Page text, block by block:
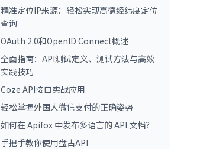
精准定位IP来源：轻松实现高德经纬度定位
查询
OAuth 2.0和OpenID Connect概述
全面指南：API测试定义、测试方法与高效
实践技巧
Coze API接口实战应用
轻松掌握外国人微信支付的正确姿势
如何在 Apifox 中发布多语言的 API 文档？
手把手教你使用盘古API